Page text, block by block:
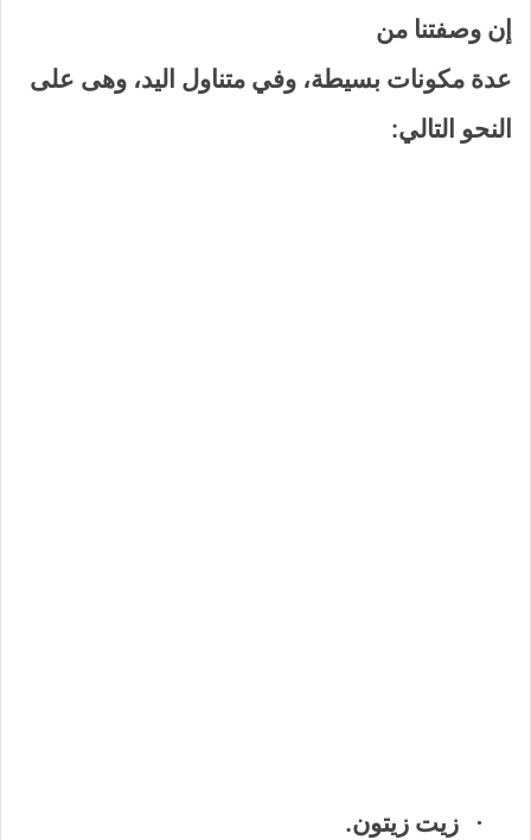
إن وصفتنا من
عدة مكونات بسيطة، وفي متناول اليد، وهى على
النحو التالي:
· زيت زيتون.